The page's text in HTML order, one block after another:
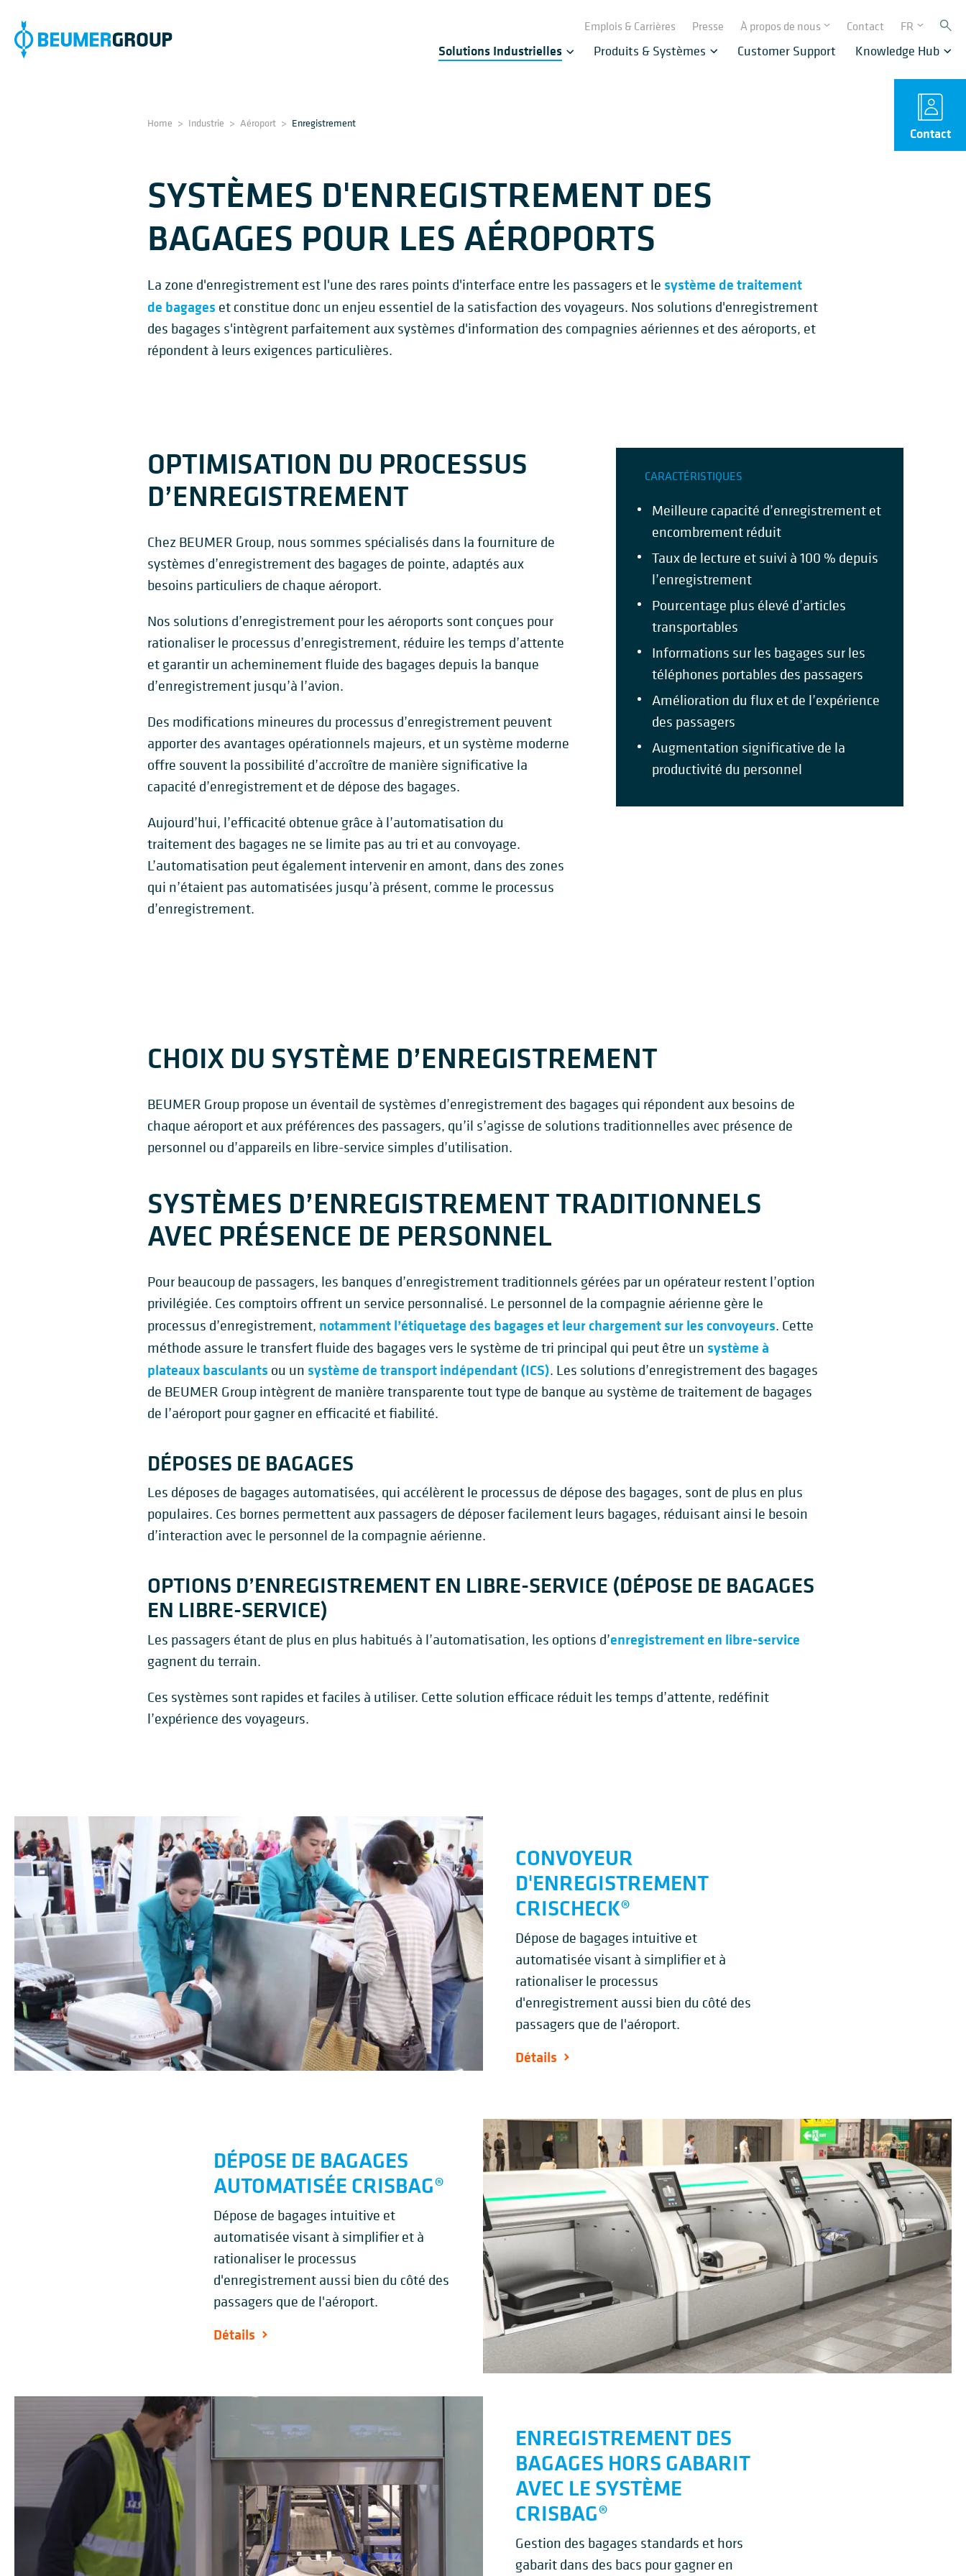
Emplois & Carrières Presse À propos de nous Contact FR
Solutions Industrielles Produits & Systèmes Customer Support Knowledge Hub
Contact
Home > Industrie > Aéroport > Enregistrement
SYSTÈMES D'ENREGISTREMENT DES
BAGAGES POUR LES AÉROPORTS
La zone d'enregistrement est l'une des rares points d'interface entre les passagers et le système de traitement
de bagages et constitue donc un enjeu essentiel de la satisfaction des voyageurs. Nos solutions d'enregistrement
des bagages s'intègrent parfaitement aux systèmes d'information des compagnies aériennes et des aéroports, et
répondent à leurs exigences particulières.
OPTIMISATION DU PROCESSUS
D’ENREGISTREMENT
Chez BEUMER Group, nous sommes spécialisés dans la fourniture de
systèmes d’enregistrement des bagages de pointe, adaptés aux
besoins particuliers de chaque aéroport.
Nos solutions d’enregistrement pour les aéroports sont conçues pour
rationaliser le processus d’enregistrement, réduire les temps d’attente
et garantir un acheminement fluide des bagages depuis la banque
d’enregistrement jusqu’à l’avion.
Des modifications mineures du processus d’enregistrement peuvent
apporter des avantages opérationnels majeurs, et un système moderne
offre souvent la possibilité d’accroître de manière significative la
capacité d’enregistrement et de dépose des bagages.
Aujourd’hui, l’efficacité obtenue grâce à l’automatisation du
traitement des bagages ne se limite pas au tri et au convoyage.
L’automatisation peut également intervenir en amont, dans des zones
qui n’étaient pas automatisées jusqu’à présent, comme le processus
d’enregistrement.
CARACTÉRISTIQUES
Meilleure capacité d’enregistrement et
encombrement réduit
Taux de lecture et suivi à 100 % depuis
l’enregistrement
Pourcentage plus élevé d’articles
transportables
Informations sur les bagages sur les
téléphones portables des passagers
Amélioration du flux et de l’expérience
des passagers
Augmentation significative de la
productivité du personnel
CHOIX DU SYSTÈME D’ENREGISTREMENT
BEUMER Group propose un éventail de systèmes d’enregistrement des bagages qui répondent aux besoins de
chaque aéroport et aux préférences des passagers, qu’il s’agisse de solutions traditionnelles avec présence de
personnel ou d’appareils en libre-service simples d’utilisation.
SYSTÈMES D’ENREGISTREMENT TRADITIONNELS
AVEC PRÉSENCE DE PERSONNEL
Pour beaucoup de passagers, les banques d’enregistrement traditionnels gérées par un opérateur restent l’option
privilégiée. Ces comptoirs offrent un service personnalisé. Le personnel de la compagnie aérienne gère le
processus d’enregistrement, notamment l’étiquetage des bagages et leur chargement sur les convoyeurs. Cette
méthode assure le transfert fluide des bagages vers le système de tri principal qui peut être un système à
plateaux basculants ou un système de transport indépendant (ICS). Les solutions d’enregistrement des bagages
de BEUMER Group intègrent de manière transparente tout type de banque au système de traitement de bagages
de l’aéroport pour gagner en efficacité et fiabilité.
DÉPOSES DE BAGAGES
Les déposes de bagages automatisées, qui accélèrent le processus de dépose des bagages, sont de plus en plus
populaires. Ces bornes permettent aux passagers de déposer facilement leurs bagages, réduisant ainsi le besoin
d’interaction avec le personnel de la compagnie aérienne.
OPTIONS D’ENREGISTREMENT EN LIBRE-SERVICE (DÉPOSE DE BAGAGES
EN LIBRE-SERVICE)
Les passagers étant de plus en plus habitués à l’automatisation, les options d’enregistrement en libre-service
gagnent du terrain.
Ces systèmes sont rapides et faciles à utiliser. Cette solution efficace réduit les temps d’attente, redéfinit
l’expérience des voyageurs.
CONVOYEUR
D'ENREGISTREMENT
CRISCHECK®
Dépose de bagages intuitive et
automatisée visant à simplifier et à
rationaliser le processus
d'enregistrement aussi bien du côté des
passagers que de l'aéroport.
Détails
DÉPOSE DE BAGAGES
AUTOMATISÉE CRISBAG®
Dépose de bagages intuitive et
automatisée visant à simplifier et à
rationaliser le processus
d'enregistrement aussi bien du côté des
passagers que de l'aéroport.
Détails
ENREGISTREMENT DES
BAGAGES HORS GABARIT
AVEC LE SYSTÈME
CRISBAG®
Gestion des bagages standards et hors
gabarit dans des bacs pour gagner en